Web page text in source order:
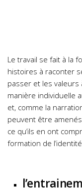
Le travail se fait à la
histoires à raconter
passer et les
manière individuelle
et, comme la
peuvent être
ce qu’ils en ont
formation de